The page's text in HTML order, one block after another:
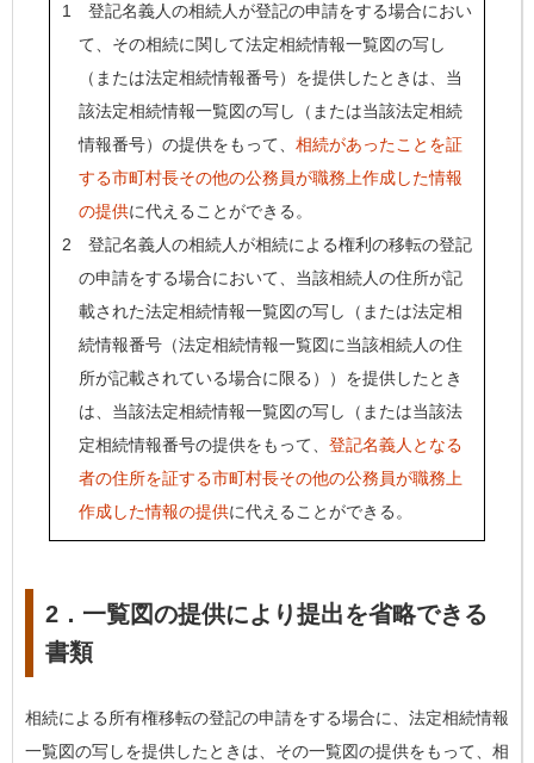
1 登記名義人の相続人が登記の申請をする場合におい
て、その相続に関して法定相続情報一覧図の写し
（または法定相続情報番号）を提供したときは、当
該法定相続情報一覧図の写し（または当該法定相続
情報番号）の提供をもって、 相続があったことを証
する市町村長その他の公務員が職務上作成した情報
の提供に代えることができる。
2 登記名義人の相続人が相続による権利の移転の登記
の申請をする場合において、当該相続人の住所が記
載された法定相続情報一覧図の写し（または法定相
続情報番号（法定相続情報一覧図に当該相続人の住
所が記載されている場合に限る））を提供したとき
は、当該法定相続情報一覧図の写し（または当該法
定相続情報番号の提供をもって、 登記名義人となる
者の住所を証する市町村長その他の公務員が職務上
作成した情報の提供に代えることができる。
2．一覧図の提供により提出を省略できる
書類
相続による所有権移転の登記の申請をする場合に、法定相続情報
一覧図の写しを提供したときは、その一覧図の提供をもって、相